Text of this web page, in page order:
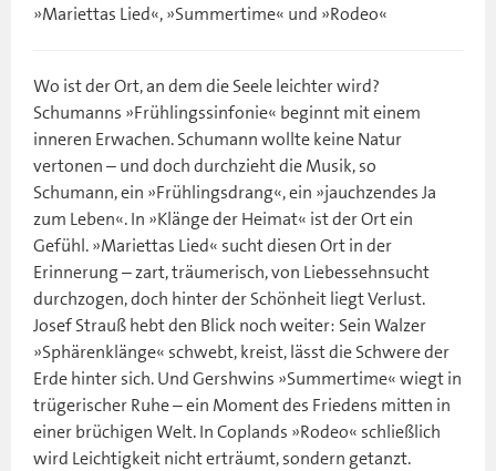
»Mariettas Lied«, »Summertime« und »Rodeo«
Wo ist der Ort, an dem die Seele leichter wird?
Schumanns »Frühlingssinfonie« beginnt mit einem
inneren Erwachen. Schumann wollte keine Natur
vertonen – und doch durchzieht die Musik, so
Schumann, ein »Frühlingsdrang«, ein »jauchzendes Ja
zum Leben«. In »Klänge der Heimat« ist der Ort ein
Gefühl. »Mariettas Lied« sucht diesen Ort in der
Erinnerung – zart, träumerisch, von Liebessehnsucht
durchzogen, doch hinter der Schönheit liegt Verlust.
Josef Strauß hebt den Blick noch weiter: Sein Walzer
»Sphärenklänge« schwebt, kreist, lässt die Schwere der
Erde hinter sich. Und Gershwins »Summertime« wiegt in
trügerischer Ruhe – ein Moment des Friedens mitten in
einer brüchigen Welt. In Coplands »Rodeo« schließlich
wird Leichtigkeit nicht erträumt, sondern getanzt.